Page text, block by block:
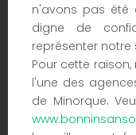
n'avons pas été
digne de
représenter notre
Pour cette
l'une des
de Minorque.Cette
le